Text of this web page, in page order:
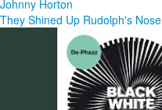
Johnny Horton
They Shined Up Rudolph's Nose